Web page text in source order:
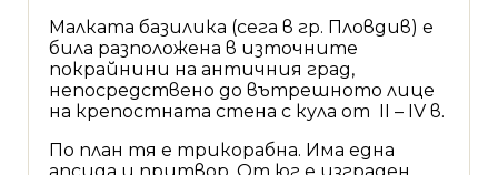
Малката базилика (сега в гр. Пловдив) е
била разположена в източните
покрайнини на античния град,
непосредствено до вътрешното лице
на крепостната стена с кула от II – IV в.
По план тя е трикорабна. Има една